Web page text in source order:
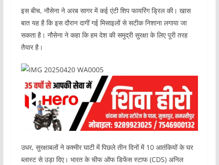
इस बीच, नौसेना ने अरब सागर में कई एंटी शिप फायरिंग ड्रिल की। खास
बात यह है कि इस दौरान दागीं गई मिसाइलों से सटीक निशाना लगाया जा
सकता है। नौसेना ने कहा कि हम देश की समुद्री सुरक्षा के लिए पूरी तरह
तैयार है।
उधर, सुरक्षाबलों ने कश्मीर घाटी में पिछले तीन दिनों में 10 आतंकियों के घर
ब्लास्ट से उड़ा दिए। भारत के चीफ ऑफ डिफेंस स्टाफ (CDS) अनिल